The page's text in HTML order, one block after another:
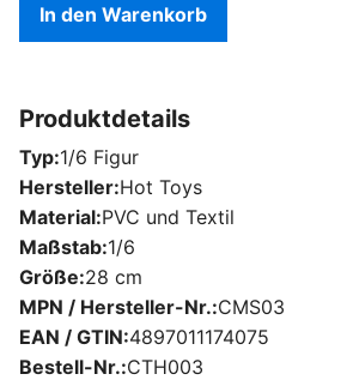
In den Warenkorb
Produktdetails
Typ 1/6 Figur
Hersteller Hot Toys
Material PVC und Textil
Maßstab 1/6
Größe 28 cm
MPN / Hersteller-Nr. CMS03
EAN / GTIN 4897011174075
Bestell-Nr. CTH003